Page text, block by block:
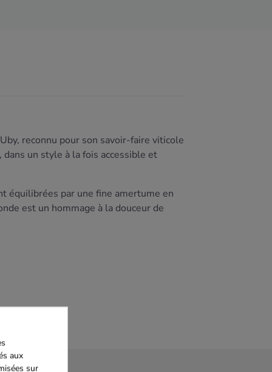
reconnu pour son savoir-faire viticole
un style à la fois accessible et
équilibrées par une fine amertume en
est un hommage à la douceur de
aux
sur